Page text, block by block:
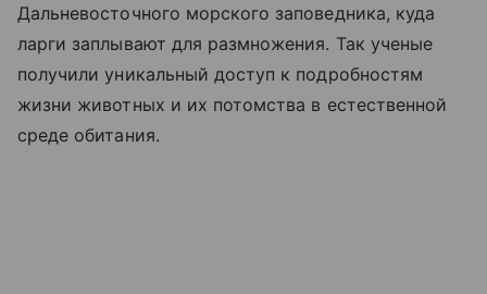
Дальневосточного морского заповедника, куда
ларги заплывают для размножения. Так ученые
получили уникальный доступ к подробностям
жизни животных и их потомства в естественной
среде обитания.